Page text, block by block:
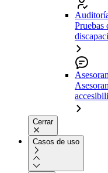
Pruebas
Cerrar
Casos de uso